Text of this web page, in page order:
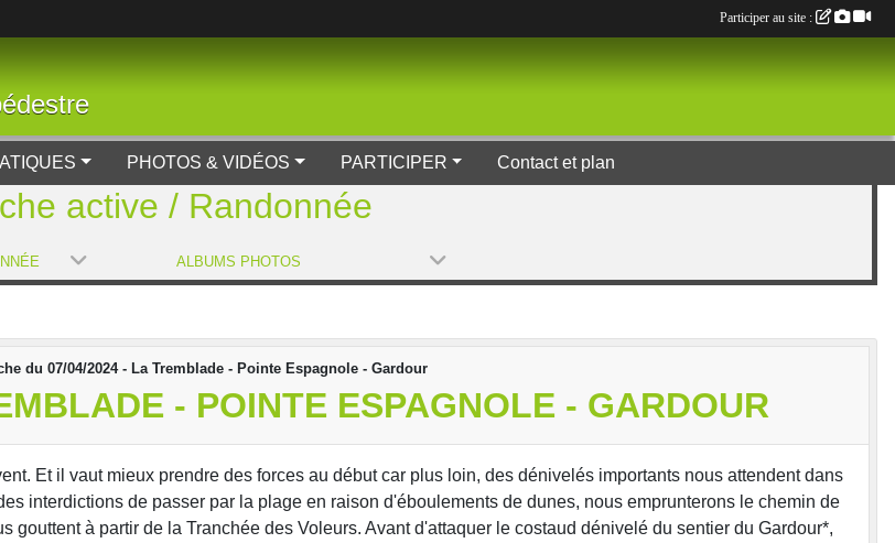
PHOTOS & VIDÉOS PARTICIPER Contact et plan
active / Randonnée
ALBUMS PHOTOS
du 07/04/2024 - La Tremblade - Pointe Espagnole - Gardour
- POINTE ESPAGNOLE - GARDOUR
Et il vaut mieux prendre des forces au début car plus loin, des dénivelés importants nous attendent dans
interdictions de passer par la plage en raison d'éboulements de dunes, nous emprunterons le chemin de
gouttent à partir de la Tranchée des Voleurs. Avant d'attaquer le costaud dénivelé du sentier du Gardour*,
Participer au site :